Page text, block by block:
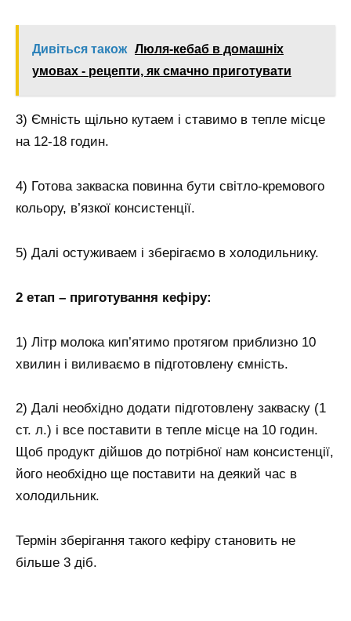
Дивіться також Люля-кебаб в домашніх
умовах - рецепти, як смачно приготувати
3) Ємність щільно кутаем і ставимо в тепле місце
на 12-18 годин.
4) Готова закваска повинна бути світло-кремового
кольору, в’язкої консистенції.
5) Далі остуживаем і зберігаємо в холодильнику.
2 етап – приготування кефіру:
1) Літр молока кип’ятимо протягом приблизно 10
хвилин і виливаємо в підготовлену ємність.
2) Далі необхідно додати підготовлену закваску (1
ст. л.) і все поставити в тепле місце на 10 годин.
Щоб продукт дійшов до потрібної нам консистенції,
його необхідно ще поставити на деякий час в
холодильник.
Термін зберігання такого кефіру становить не
більше 3 діб.